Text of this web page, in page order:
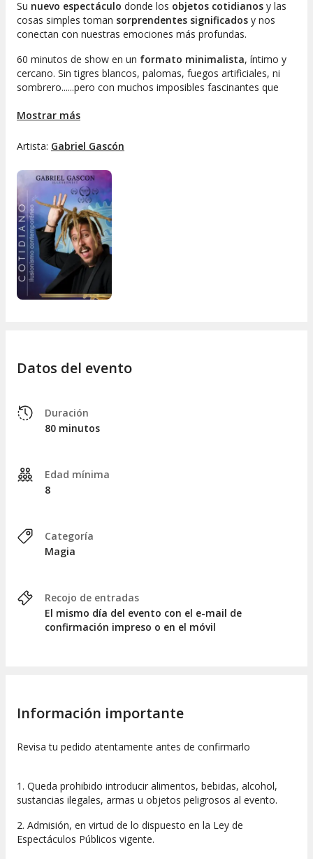
Su nuevo espectáculo donde los objetos cotidianos y las
cosas simples toman sorprendentes significados y nos
conectan con nuestras emociones más profundas.
60 minutos de show en un formato minimalista, íntimo y
cercano. Sin tigres blancos, palomas, fuegos artificiales, ni
sombrero......pero con muchos imposibles fascinantes que
instante presente.
Un show lleno de cosas que no tienen ninguna intención de
contarte, para que vengas, te sorprendas, te emociones,
llores o lo vivas como te dé la gana y vivas el asombro desde
Cotidiano.
Ve a vivir esta experiencia en un
exclusivamente para sentir
La calidez de susluces
valor de su arte.
Y tú, ¿ya has vivido la experiencia de la magia en vivo?
Mostrar más
Artista: Gabriel Gascón
Datos del evento
Duración
80 minutos
Edad mínima
8
Categoría
Magia
Recojo de entradas
El mismo día del evento con el e-mail de
confirmación impreso o en el móvil
Información importante
Revisa tu pedido atentamente antes de confirmarlo
1. Queda prohibido introducir alimentos, bebidas, alcohol,
sustancias ilegales, armas u objetos peligrosos al evento.
2. Admisión, en virtud de lo dispuesto en la Ley de
Espectáculos Públicos vigente.